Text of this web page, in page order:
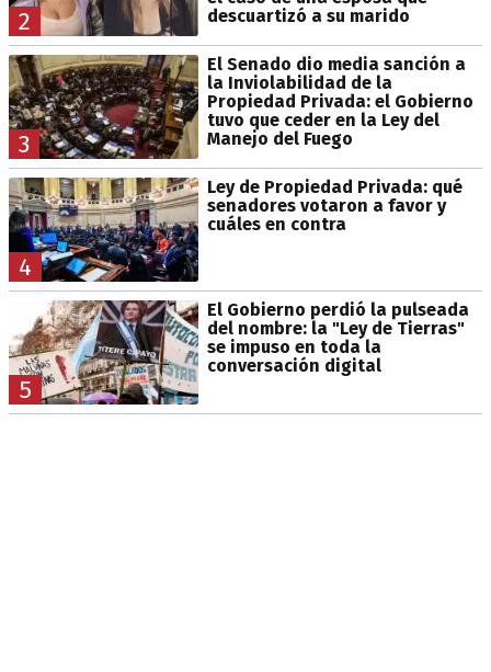
2
descuartizó a su marido
3
El Senado dio media sanción a
la Inviolabilidad de la
Propiedad Privada: el Gobierno
tuvo que ceder en la Ley del
Manejo del Fuego
4
Ley de Propiedad Privada: qué
senadores votaron a favor y
cuáles en contra
5
El Gobierno perdió la pulseada
del nombre: la "Ley de Tierras"
se impuso en toda la
conversación digital